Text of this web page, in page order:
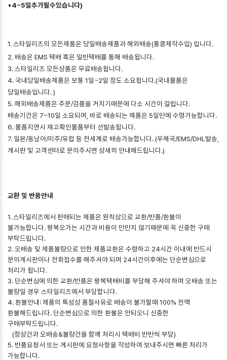
+4~5일추가될수있습니다)
1. 스타일리즈의 모든제품은 당일배송제품과 해외배송(홍콩제작수입) 입니다.
2. 배송은 EMS 택배 혹은 일반택배를 통해 배송됩니다.
3. 스타일리즈 모든상품은 무료배송됩니다.
4. 국내당일배송제품은 보통 1일~2일 정도 소요됩니다.(국내물품은
당일배송입니다. )
5. 해외배송제품은 주문/검품을 거치기때문에 다소 시간이 걸립니다.
배송기간은 7~10일 소요되며, 바로 배송되는 제품은 5일만에 수령가능합니다.
6. 물품지연시 재고확인물품부터 선발송됩니다.
7. 일본/동남아/미주/유럽 등 전세계로 배송가능합니다. (우체국/EMS/DHL발송,
게시판 및 고객센터로 문의주시면 상세히 안내해드립니다.)
교환 및 반품안내
1. 스타일리즈에서 판매되는 제품은 원칙상으로 교환/반품/환불이
불가능합니다. 왕복오가는 시간과 비용이 만만치 않기때문에 꼭 신중한 구매
부탁드립니다.
2. 오배송 및 제품불량으로 인한 제품교환은 수령하고 24시간 이내에 반드시
문의게시판이나 전화접수를 해주셔야 되며 24시간이후에는 단순변심으로
처리가 됩니다.
3. 단순변심에 의한 교환/반품은 왕복택배비를 부담해 주셔야 하며 오배송 또는
불량일 경우 스타일리즈에서 부담합니다.
4. 환불안내: 제품의 특성상 품절사유로 배송이 불가할때 100% 전액
환불해드립니다. 단순변심으로 의한 환불은 안되오니 신중한
구매부탁드립니다.
(정상건과 오배송&불량건을 함께 처리시 택배비 반반씩 부담)
5. 반품요청서 또는 게시판에 요청사항을 작성하여 보내주시면 빠른 처리가
가능합니다.